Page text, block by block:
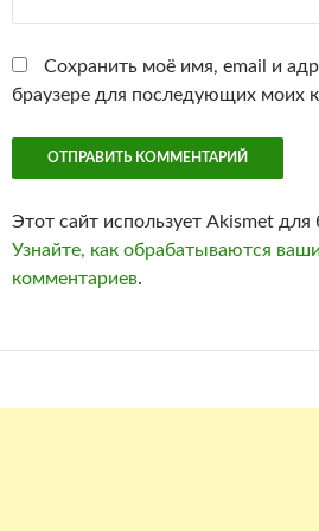
Сохранить моё имя, email и
браузере для последующих моих
Этот сайт использует Akismet
Узнайте, как обрабатываются
комментариев.